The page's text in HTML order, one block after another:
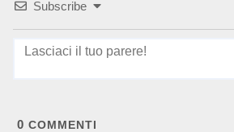
Subscribe
0 COMMENTI